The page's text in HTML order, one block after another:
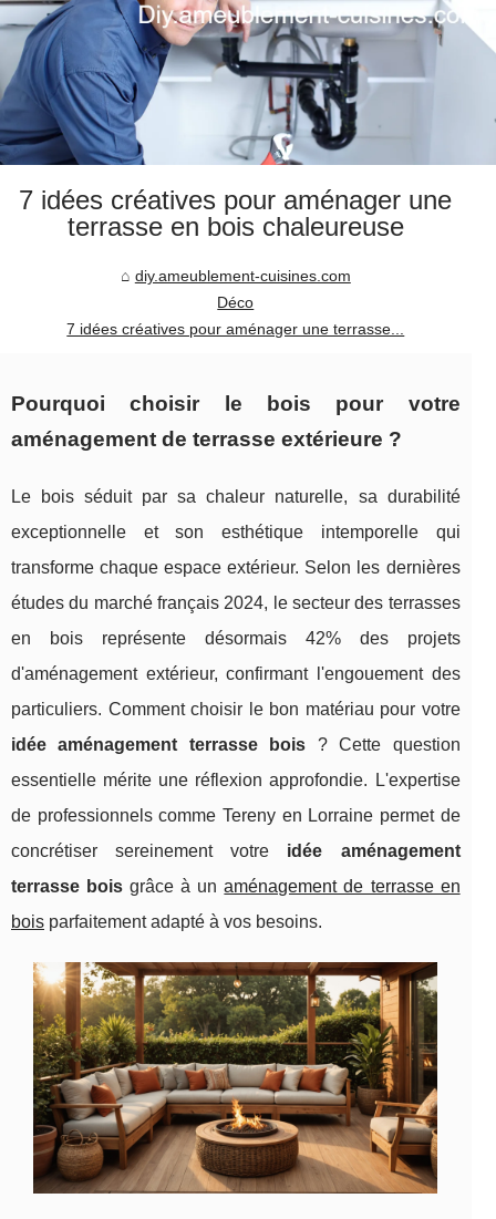
7 idées créatives pour aménager une
terrasse en bois chaleureuse
diy.ameublement-cuisines.com
Déco
7 idées créatives pour aménager une terrasse...
Pourquoi choisir le bois pour votre
aménagement de terrasse extérieure ?
Le bois séduit par sa chaleur naturelle, sa durabilité
exceptionnelle et son esthétique intemporelle qui
transforme chaque espace extérieur. Selon les dernières
études du marché français 2024, le secteur des terrasses
en bois représente désormais 42% des projets
d'aménagement extérieur, confirmant l'engouement des
particuliers. Comment choisir le bon matériau pour votre
idée aménagement terrasse bois ? Cette question
essentielle mérite une réflexion approfondie. L'expertise
de professionnels comme Tereny en Lorraine permet de
concrétiser sereinement votre idée aménagement
terrasse bois grâce à unaménagement de terrasse en
bois parfaitementadapté à vos besoins.